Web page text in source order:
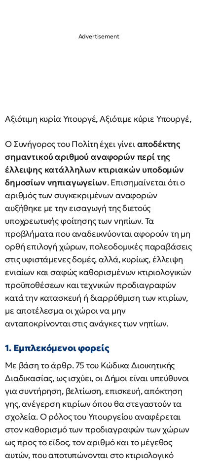
Αξιότιμη κυρία Υπουργέ, Αξιότιμε κύριε Υπουργέ,
Ο Συνήγορος του Πολίτη έχει γίνειαποδέκτης
σημαντικού αριθμού αναφορών περί της
έλλειψης κατάλληλων κτιριακών υποδομών
δημοσίων νηπιαγωγείων. Επισημαίνεται ότι ο
αριθμός των συγκεκριμένων αναφορών
αυξήθηκε με την εισαγωγή της διετούς
υποχρεωτικής φοίτησης των νηπίων. Τα
προβλήματα που αναδεικνύονται αφορούν τη μη
ορθή επιλογή χώρων, πολεοδομικές παραβάσεις
στις υφιστάμενες δομές, αλλά, κυρίως, έλλειψη
ενιαίων και σαφώς καθορισμένων κτιριολογικών
προϋποθέσεων και τεχνικών προδιαγραφών
κατά την κατασκευή ή διαρρύθμιση των κτιρίων,
με αποτέλεσμα οι χώροι να μην
ανταποκρίνονται στις ανάγκες των νηπίων.
1. Εμπλεκόμενοι φορείς
Με βάση το άρθρ. 75 του Κώδικα Διοικητικής
Διαδικασίας, ως ισχύει, οι Δήμοι είναι υπεύθυνοι
για συντήρηση, βελτίωση, επισκευή, απόκτηση
γης, ανέγερση κτιρίων όπου θα στεγαστούν τα
σχολεία. Ο ρόλος του Υπουργείου αναφέρεται
στον καθορισμό των προδιαγραφών των χώρων
ως προς το είδος, τον αριθμό και το μέγεθος
αυτών, που αποτυπώνονται στο κτιριολογικό